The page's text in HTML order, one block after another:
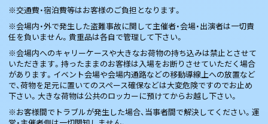
※交通費・宿泊費等はお客様のご負担となります。
※会場内・外で発生した盗難事故に関して主催者・会場・出演者は一切責
任を負いません。貴重品は各自で管理して下さい。
※会場内へのキャリーケースや大きなお荷物の持ち込みは禁止とさせて
いただきます。持ったままのお客様は入場をお断りさせていただく場合
があります。イベント会場や会場内通路などの移動導線上への放置など
で、荷物を足元に置いてのスペース確保などは大変危険ですのでお止め
下さい。大きな荷物は公共のロッカーに預けてからお越し下さい。
※お客様間でトラブルが発生した場合、当事者間で解決してください。運